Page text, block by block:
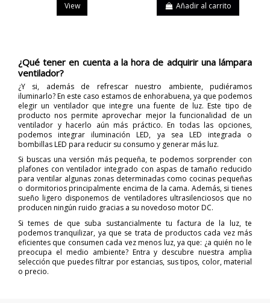
View Añadir al carrito
¿Qué tener en cuenta a la hora de adquirir una lámpara
ventilador?
¿Y si, además de refrescar nuestro ambiente, pudiéramos
iluminarlo? En este caso estamos de enhorabuena, ya que podemos
elegir un ventilador que integre una fuente de luz. Este tipo de
producto nos permite aprovechar mejor la funcionalidad de un
ventilador y hacerlo aún más práctico. En todas las opciones,
podemos integrar iluminación LED, ya sea LED integrada o
bombillas LED para reducir su consumo y generar más luz.
Si buscas una versión más pequeña, te podemos sorprender con
plafones con ventilador integrado con aspas de tamaño reducido
para ventilar algunas zonas determinadas como cocinas pequeñas
o dormitorios principalmente encima de la cama. Además, si tienes
sueño ligero disponemos de ventiladores ultrasilenciosos que no
producen ningún ruido gracias a su novedoso motor DC.
Si temes de que suba sustancialmente tu factura de la luz, te
podemos tranquilizar, ya que se trata de productos cada vez más
eficientes que consumen cada vez menos luz, ya que: ¿a quién no le
preocupa el medio ambiente? Entra y descubre nuestra amplia
selección que puedes filtrar por estancias, sus tipos, color, material
o precio.